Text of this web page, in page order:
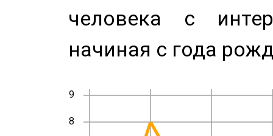
человека с
начиная с года